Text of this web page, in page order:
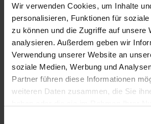
Wir verwenden Cookies, um Inhalte
personalisieren, Funktionen für
zu können und die Zugriffe auf unsere
analysieren. Außerdem geben wir
Verwendung unserer Website an
soziale Medien, Werbung und
Partner führen diese Informationen
weiteren Daten zusammen, die Sie
teilen
teilen
mail
RSS FEED